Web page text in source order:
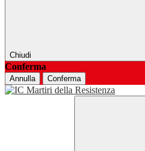
Chiudi
Conferma
Annulla Conferma